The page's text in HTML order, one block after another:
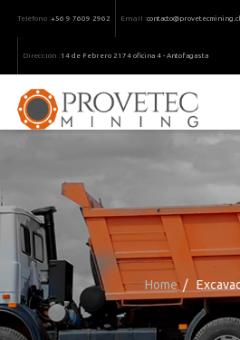
Teléfono :+56 9 7609 2962 Email :contacto@provetecmining.cl
Dirección :14 de Febrero 2174 oficina 4 - Antofagasta
Home /